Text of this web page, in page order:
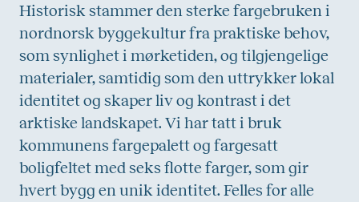
Historisk stammer den sterke fargebruken i
nordnorsk byggekultur fra praktiske behov,
som synlighet i mørketiden, og tilgjengelige
materialer, samtidig som den uttrykker lokal
identitet og skaper liv og kontrast i det
arktiske landskapet. Vi har tatt i bruk
kommunens fargepalett og fargesatt
boligfeltet med seks flotte farger, som gir
hvert bygg en unik identitet. Felles for alle